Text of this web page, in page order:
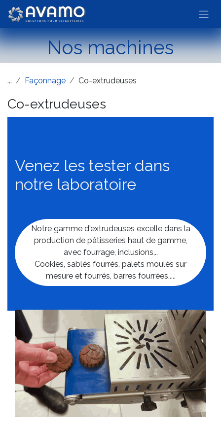
Se rendre au contenu
Nos machines
... Façonnage Co-extrudeuses
Co-extrudeuses
Venez les tester dans
notre laboratoire
Notre gamme d'extrudeuses excelle dans la
production de pâtisseries haut de gamme,
avec fourrage, inclusions,..
Cookies, sablés fourrés, palets moulés sur
mesure et fourrés, barres fourrées,....